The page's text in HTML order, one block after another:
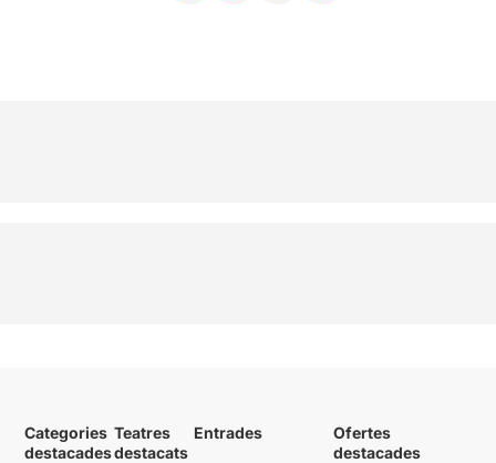
Categories
destacades
Teatres
destacats
Entrades
Ofertes
destacades